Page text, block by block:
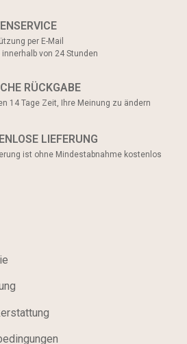
per E-Mail
von 24 Stunden
RÜCKGABE
14 Tage Zeit, Ihre Meinung zu ändern
LIEFERUNG
ist ohne Mindestabnahme kostenlos